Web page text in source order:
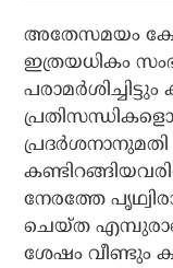
അതേസമയം
ഇത്രയധികം
പരാമര്‍ശിച്ചിട്ടും
പ്രദര്‍ശനാനുമതി
നേരത്തേ
ചെയ്ത
ശേഷം വീണ്ടും